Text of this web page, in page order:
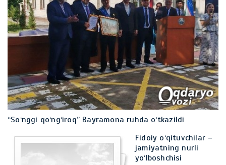
“So‘nggi qo‘ng‘iroq” Bayramona ruhda o‘tkazildi
Fidoiy o‘qituvchilar –
jamiyatning nurli
yo‘lboshchisi